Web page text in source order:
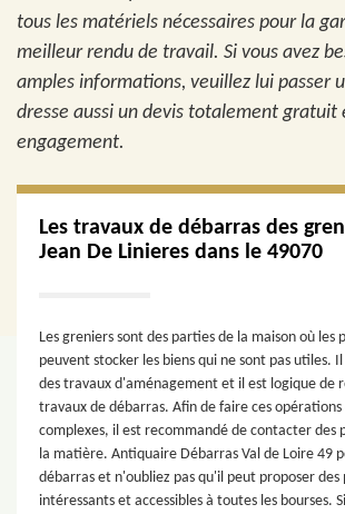
tous les matériels nécessaires pour la
meilleur rendu de travail. Si vous avez
amples informations, veuillez lui passer
dresse aussi un devis totalement gratuit
engagement.
Les travaux de débarras des
Jean De Linieres dans le 49070
Les greniers sont des parties de la maison où les
peuvent stocker les biens qui ne sont pas utiles.
des travaux d'aménagement et il est logique de
travaux de débarras. Afin de faire ces
complexes, il est recommandé de contacter des
la matière. Antiquaire Débarras Val de Loire 49
débarras et n'oubliez pas qu'il peut proposer des
intéressants et accessibles à toutes les bourses.